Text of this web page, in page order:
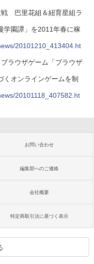
戦 巴里花組＆紐育星組ラ
園譚」を2011年春に稼
20101210_413404.ht
ラウザゲーム「ブラウザ
くオンラインゲームを制
20101118_407582.ht
お問い合わせ
編集部へのご連絡
会社概要
特定商取引法に基づく表示